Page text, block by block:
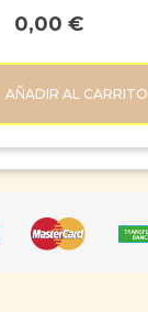
0,00 €
AÑADIR AL CARRITO